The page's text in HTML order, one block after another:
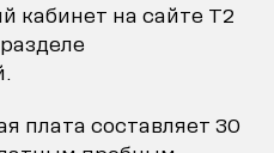
кабинет на сайте Т2
плата составляет 30